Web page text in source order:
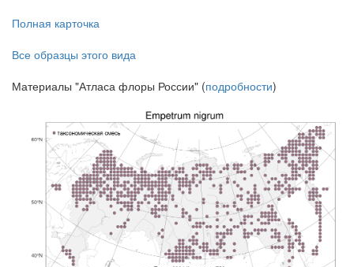
Полная карточка
Все образцы этого вида
Материалы "Атласа флоры России" (подробности)